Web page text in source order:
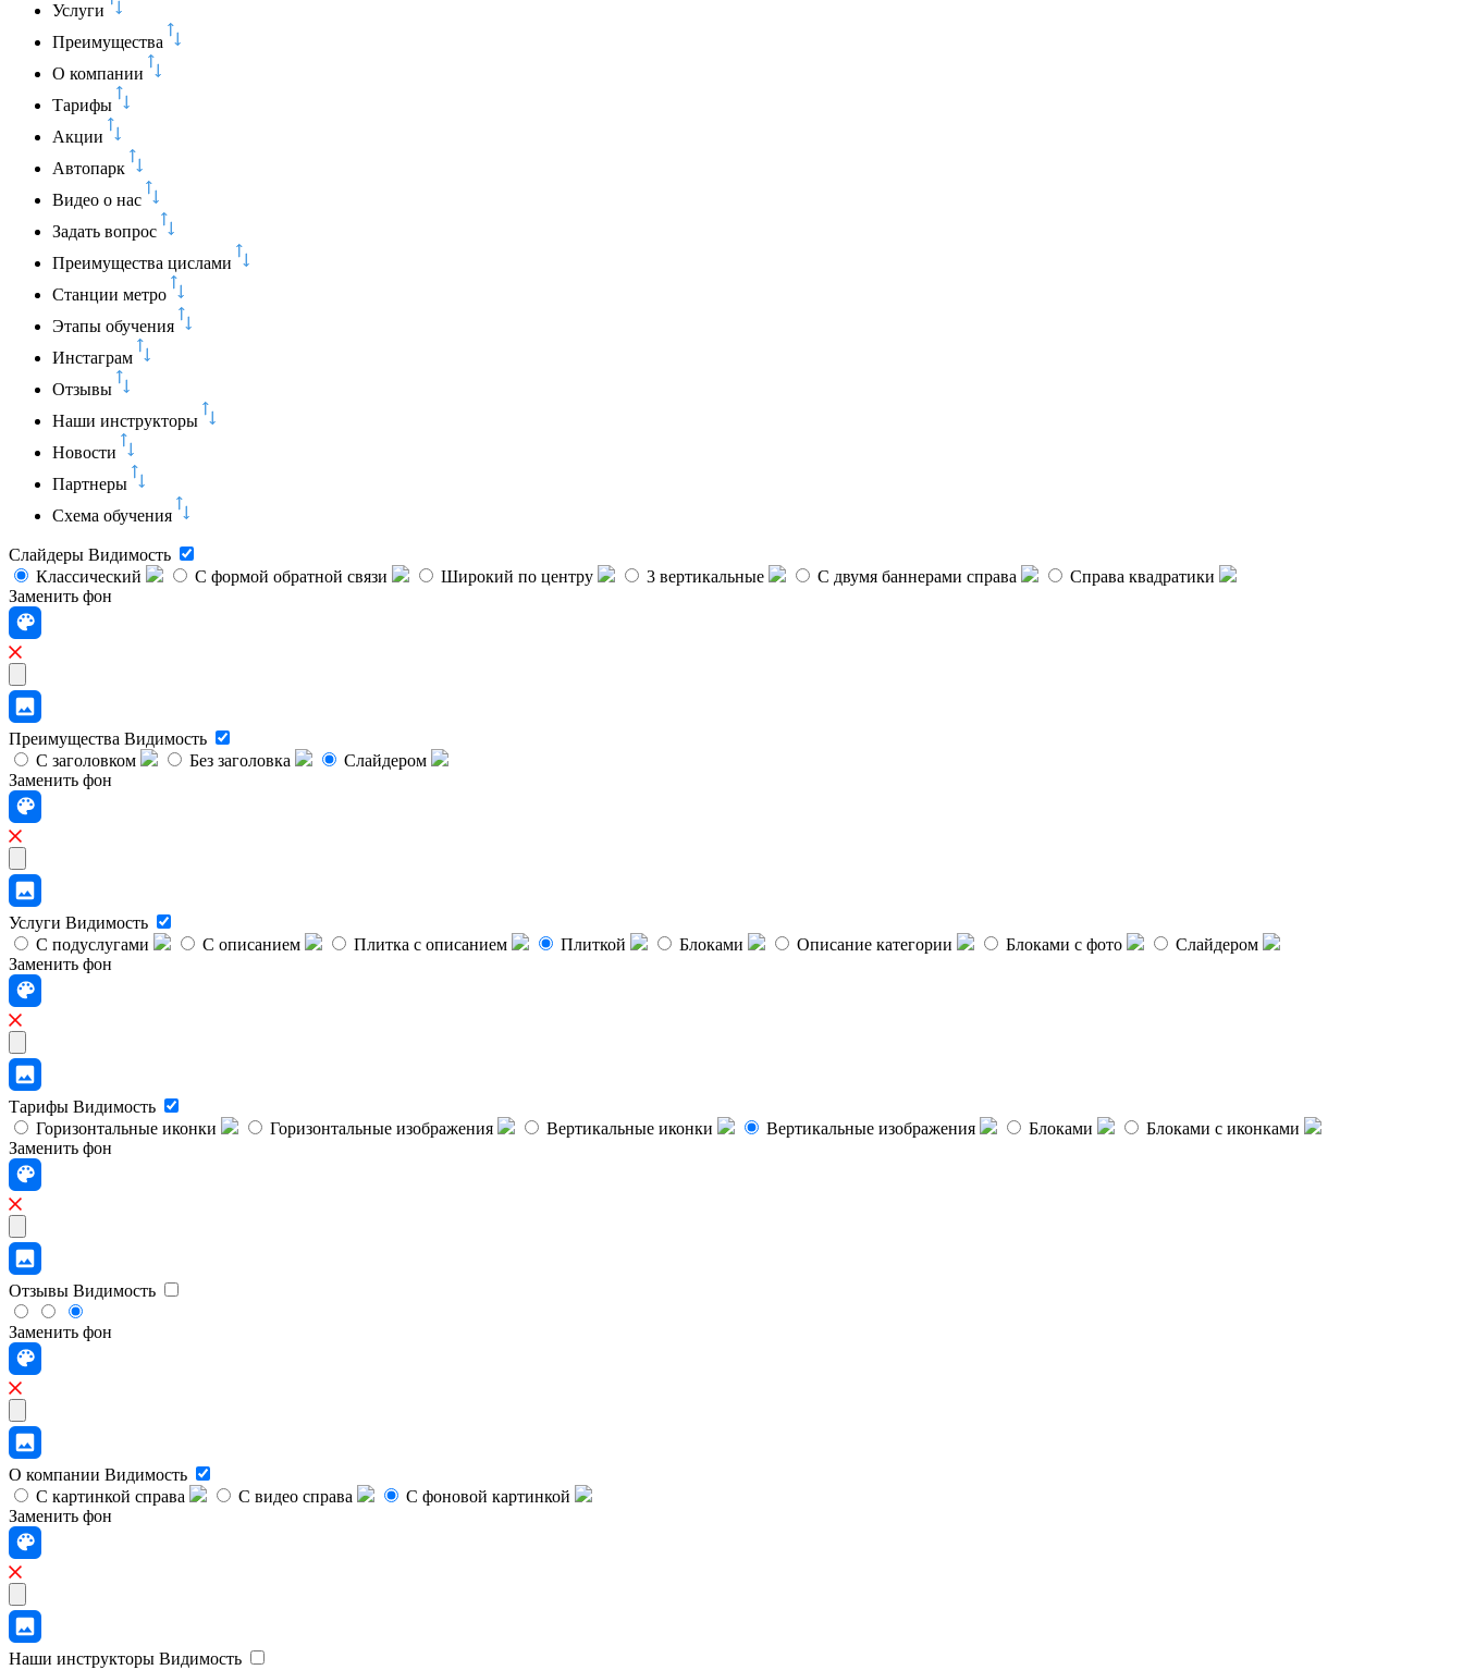
Услуги
Преимущества
О компании
Тарифы
Акции
Автопарк
Видео о нас
Задать вопрос
Преимущества цислами
Станции метро
Этапы обучения
Инстаграм
Отзывы
Наши инструкторы
Новости
Партнеры
Схема обучения
Слайдеры Видимость
Классический
C формой обратной связи Широкий по центру 3 вертикальные С двумя баннерами справа
Справа квадратики
Заменить фон
Преимущества Видимость
С заголовком
Без заголовка
Слайдером
Заменить фон
Услуги Видимость
С подуслугами
С описанием Плитка с описанием Плиткой Блоками Описание категории Блоками с фото
Слайдером
Заменить фон
Тарифы Видимость
Горизонтальные иконки
Горизонтальные изображения Вертикальные иконки Вертикальные изображения Блоками
Блоками с иконками
Заменить фон
Отзывы Видимость
Заменить фон
О компании Видимость
С картинкой справа
С видео справа
С фоновой картинкой
Заменить фон
Наши инструкторы Видимость